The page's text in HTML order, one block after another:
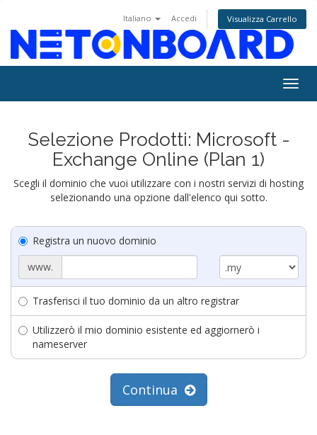
Italiano Accedi Visualizza Carrello
Selezione Prodotti: Microsoft -
Exchange Online (Plan 1)
Scegli il dominio che vuoi utilizzare con i nostri servizi di hosting
selezionando una opzione dall'elenco qui sotto.
Registra un nuovo dominio
www.
Trasferisci il tuo dominio da un altro registrar
Utilizzerò il mio dominio esistente ed aggiornerò i
nameserver
Continua